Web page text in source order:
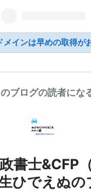
メインは早めの取得が
ブログの読者にな
書士&CFP
ひでえぬの